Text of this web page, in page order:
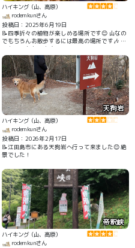
ハイキング（山、高原）
rodemkunさん
投稿日：2025年6月19日
📝四季折々の植物が楽しめる場所です😊 山なの
でもちろんお散歩するには最高の場所です🎶 ド
ックランもあります✨
天狗岩
ハイキング（山、高原）
rodemkunさん
投稿日：2026年2月17日
📝江田島市にある天狗岩へ行って来ました😊 絶
景でした！
帝釈峡
ハイキング（山、高原）
rodemkunさん